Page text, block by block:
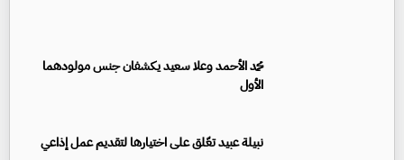
محمد الأحمد وعلا سعيد يكشفان جنس مولودهما
الأول
نبيلة عبيد تعّلق على اختيارها لتقديم عمل إذاعي